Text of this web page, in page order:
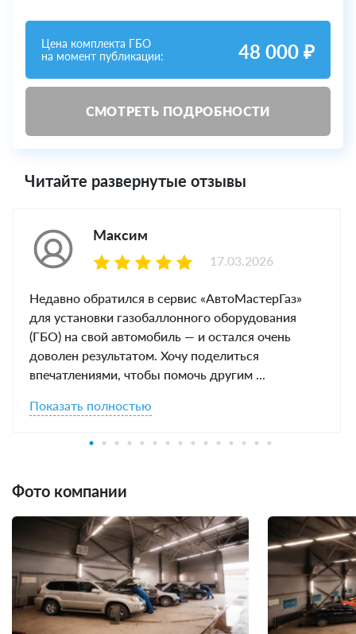
Цена комплекта ГБО
на момент публикации:
48 000 ₽
СМОТРЕТЬ ПОДРОБНОСТИ
Читайте развернутые отзывы
Максим
Недавно обратился в сервис «АвтоМастерГаз»
для установки газобаллонного оборудования
(ГБО) на свой автомобиль — и остался очень
доволен результатом. Хочу поделиться
впечатлениями, чтобы помочь другим ...
Показать полностью
17.03.2026
Фото компании